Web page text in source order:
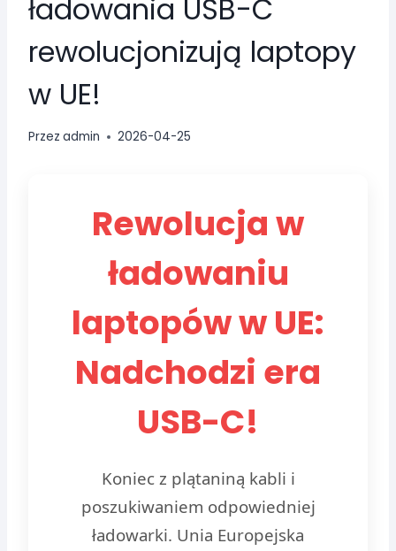
ładowania USB-C
rewolucjonizują laptopy
w UE!
Przez admin 2026-04-25
Rewolucja w
ładowaniu
laptopów w UE:
Nadchodzi era
USB-C!
Koniec z plątaniną kabli i
poszukiwaniem odpowiedniej
ładowarki. Unia Europejska